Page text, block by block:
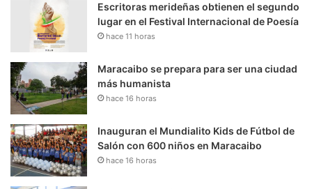
Escritoras merideñas obtienen el segundo
lugar en el Festival Internacional de Poesía
hace 11 horas
Maracaibo se prepara para ser una ciudad
más humanista
hace 16 horas
Inauguran el Mundialito Kids de Fútbol de
Salón con 600 niños en Maracaibo
hace 16 horas